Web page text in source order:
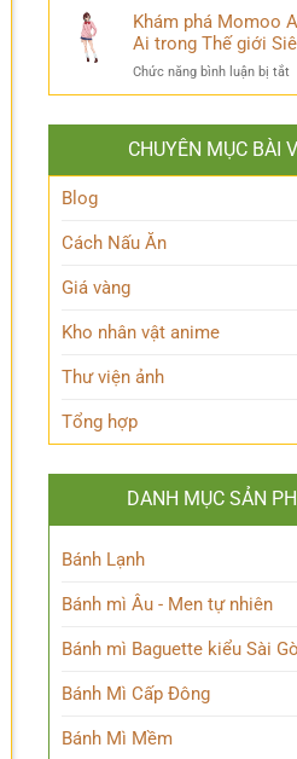
Khám phá Momoo
Ai trong Thế giới
Chức năng bình luận bị tắt
CHUYÊN MỤC BÀI
Blog
Cách Nấu Ăn
Giá vàng
Kho nhân vật anime
Thư viện ảnh
Tổng hợp
DANH MỤC SẢN
Bánh Lạnh
Bánh mì Âu - Men tự nhiên
Bánh mì Baguette kiểu Sài
Bánh Mì Cấp Đông
Bánh Mì Mềm